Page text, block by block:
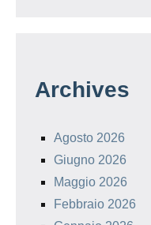
Archives
Agosto 2026
Giugno 2026
Maggio 2026
Febbraio 2026